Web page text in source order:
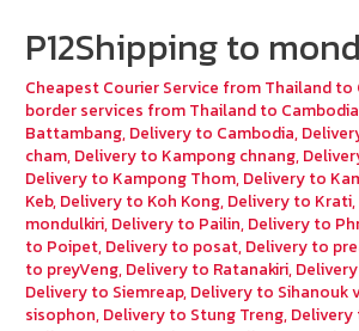
P12Shipping to
Cheapest Courier Service from Thailand to
border services from Thailand to Cambodia
Battambang, Delivery to Cambodia,
cham, Delivery to Kampong chnang,
Delivery to Kampong Thom, Delivery to
Keb, Delivery to Koh Kong, Delivery to Krati,
mondulkiri, Delivery to Pailin, Delivery to
to Poipet, Delivery to posat, Delivery to
to preyVeng, Delivery to Ratanakiri,
Delivery to Siemreap, Delivery to Sihanouk
sisophon, Delivery to Stung Treng, Delivery